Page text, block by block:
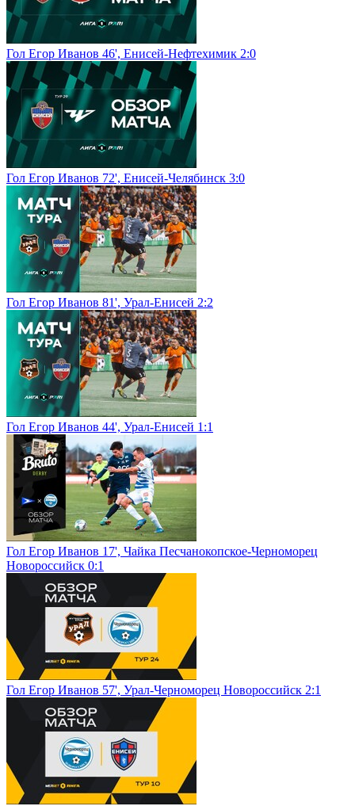
Гол Егор Иванов 46', Енисей-Нефтехимик 2:0
Гол Егор Иванов 72', Енисей-Челябинск 3:0
Гол Егор Иванов 81', Урал-Енисей 2:2
Гол Егор Иванов 44', Урал-Енисей 1:1
Гол Егор Иванов 17', Чайка Песчанокопское-Черноморец
Новороссийск 0:1
Гол Егор Иванов 57', Урал-Черноморец Новороссийск 2:1